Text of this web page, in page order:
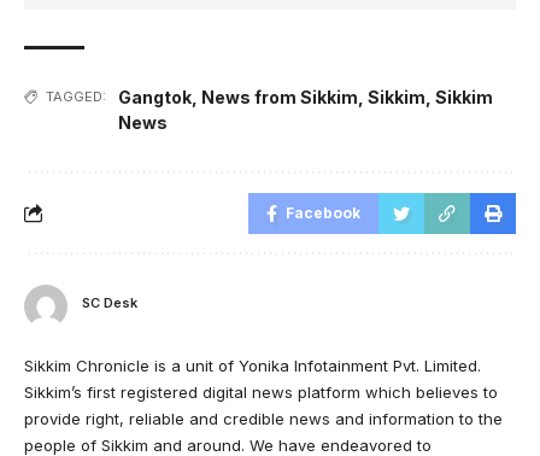
TAGGED: Gangtok News from Sikkim Sikkim Sikkim
News
Facebook
SC Desk
Sikkim Chronicle is a unit of Yonika Infotainment Pvt. Limited.
Sikkim’s first registered digital news platform which believes to
provide right, reliable and credible news and information to the
people of Sikkim and around. We have endeavored to